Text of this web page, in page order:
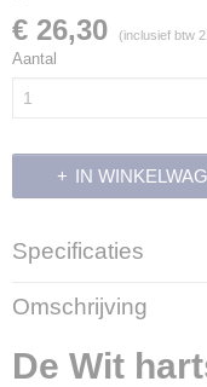
€ 26,30 (inclusief btw
Aantal
IN
Specificaties
Productcode
2513
Productcode leverancier
3444
Omschrijving
De Wit